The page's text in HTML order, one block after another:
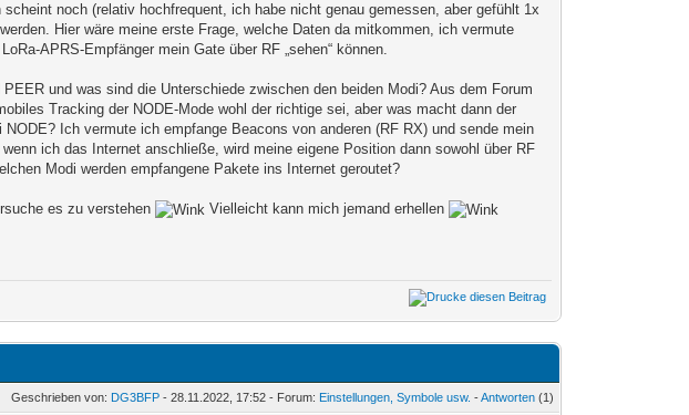
noch (relativ hochfrequent, ich habe nicht genau gemessen, aber gefühlt 1x
Hier wäre meine erste Frage, welche Daten da mitkommen, ich vermute
APRS-Empfänger mein Gate über RF „sehen“ können.
und was sind die Unterschiede zwischen den beiden Modi? Aus dem Forum
Tracking der NODE-Mode wohl der richtige sei, aber was macht dann der
Ich vermute ich empfange Beacons von anderen (RF RX) und sende mein
ich das Internet anschließe, wird meine eigene Position dann sowohl über RF
Modi werden empfangene Pakete ins Internet geroutet?
es zu verstehen Vielleicht kann mich jemand erhellen
Geschrieben von: DG3BFP - 28.11.2022, 17:52 - Forum: Einstellungen, Symbole usw. -Antworten (1)